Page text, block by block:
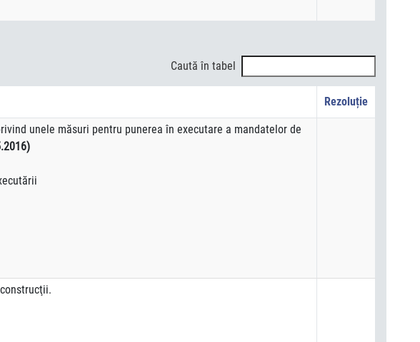
Caută în tabel
Rezoluție
unele măsuri pentru punerea în executare a mandatelor de